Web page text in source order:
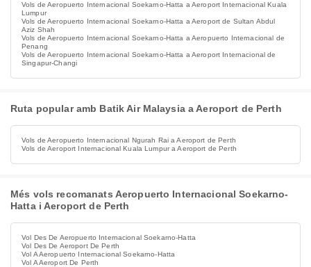
Vols de Aeropuerto Internacional Soekarno-Hatta a Aeroport Internacional Kuala
Lumpur
Vols de Aeropuerto Internacional Soekarno-Hatta a Aeroport de Sultan Abdul
Aziz Shah
Vols de Aeropuerto Internacional Soekarno-Hatta a Aeropuerto Internacional de
Penang
Vols de Aeropuerto Internacional Soekarno-Hatta a Aeroport Internacional de
Singapur-Changi
Ruta popular amb Batik Air Malaysia a Aeroport de Perth
Vols de Aeropuerto Internacional Ngurah Rai a Aeroport de Perth
Vols de Aeroport Internacional Kuala Lumpur a Aeroport de Perth
Més vols recomanats Aeropuerto Internacional Soekarno-
Hatta i Aeroport de Perth
Vol Des De Aeropuerto Internacional Soekarno-Hatta
Vol Des De Aeroport De Perth
Vol A Aeropuerto Internacional Soekarno-Hatta
Vol A Aeroport De Perth